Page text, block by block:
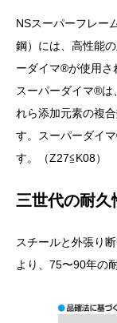
NSスーパーフレー
鋼）には、高性能
ーダイマ®が使用さ
スーパーダイマ®は
れら添加元素の複
す。スーパーダイ
す。（Z27≦K08）
三世代の耐久
スチールと外張り
より、75〜90年の